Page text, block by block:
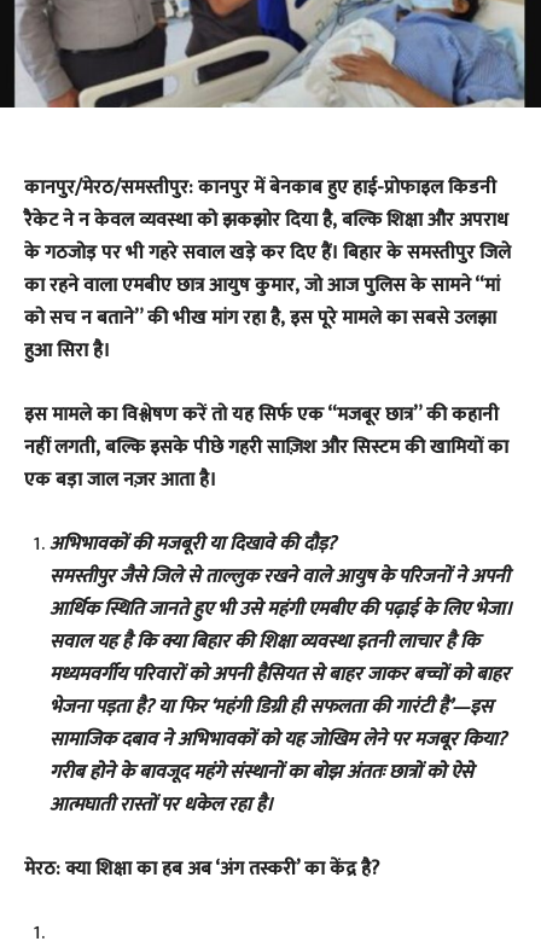
कानपुर/मेरठ/समस्तीपुर: कानपुर में बेनकाब हुए हाई-प्रोफाइल किडनी
रैकेट ने न केवल व्यवस्था को झकझोर दिया है, बल्कि शिक्षा और अपराध
के गठजोड़ पर भी गहरे सवाल खड़े कर दिए हैं। बिहार के समस्तीपुर जिले
का रहने वाला एमबीए छात्र आयुष कुमार, जो आज पुलिस के सामने “मां
को सच न बताने” की भीख मांग रहा है, इस पूरे मामले का सबसे उलझा
हुआ सिरा है।
इस मामले का विश्लेषण करें तो यह सिर्फ एक “मजबूर छात्र” की कहानी
नहीं लगती, बल्कि इसके पीछे गहरी साज़िश और सिस्टम की खामियों का
एक बड़ा जाल नज़र आता है।
अभिभावकों की मजबूरी या दिखावे की दौड़?
समस्तीपुर जैसे जिले से ताल्लुक रखने वाले आयुष के परिजनों ने अपनी
आर्थिक स्थिति जानते हुए भी उसे महंगी एमबीए की पढ़ाई के लिए भेजा।
सवाल यह है कि क्या बिहार की शिक्षा व्यवस्था इतनी लाचार है कि
मध्यमवर्गीय परिवारों को अपनी हैसियत से बाहर जाकर बच्चों को बाहर
भेजना पड़ता है? या फिर ‘महंगी डिग्री ही सफलता की गारंटी है’—इस
सामाजिक दबाव ने अभिभावकों को यह जोखिम लेने पर मजबूर किया?
गरीब होने के बावजूद महंगे संस्थानों का बोझ अंततः छात्रों को ऐसे
आत्मघाती रास्तों पर धकेल रहा है।
मेरठ: क्या शिक्षा का हब अब ‘अंग तस्करी’ का केंद्र है?